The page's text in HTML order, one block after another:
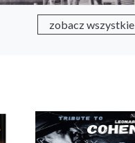
zobacz wszystkie